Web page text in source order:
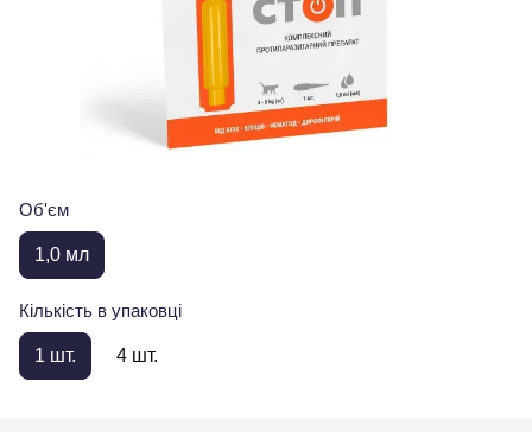
Об'єм
1,0 мл
Кількість в упаковці
1 шт. 4 шт.